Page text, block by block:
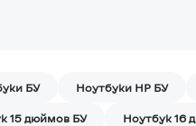
БУ Ноутбуки HP БУ
15 дюймов БУ Ноутбук 16